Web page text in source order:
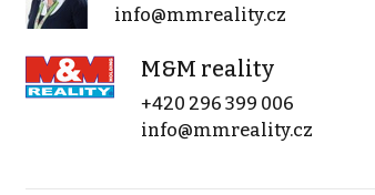
info@mmreality.cz
M&M reality
+420 296 399 006
info@mmreality.cz